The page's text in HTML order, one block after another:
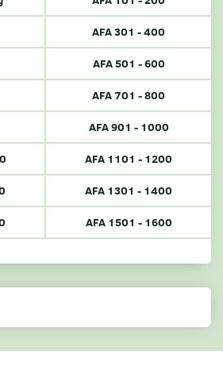
AFA 301 - 400
AFA 501 - 600
AFA 701 - 800
AFA 901 - 1000
AFA 1101 - 1200
AFA 1301 - 1400
AFA 1501 - 1600